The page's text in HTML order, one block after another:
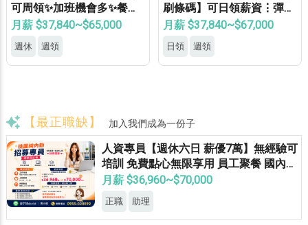
可周領✨加班機會多✨餐費
補助✨免費機車位✨無經驗
月薪 $37,840~$65,000
週休 週領
刷條碼】可日領薪資⋮彈性
加班⋮免健檢⋮免無塵⋮免
月薪 $37,840~$67,000
日領 週領
【最正職缺】 加入我們成為一份子
人資專員【週休六日 薪優7萬】無經驗可
培訓 免費點心無限享用 員工聚餐 國內外
員旅 獎金無上限
月薪 $36,960~$70,000
正職 助理